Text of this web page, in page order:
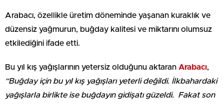
Arabacı, özellikle üretim döneminde yaşanan kuraklık ve
düzensiz yağmurun, buğday kalitesi ve miktarını olumsuz
etkilediğini ifade etti.
Bu yıl kış yağışlarının yetersiz olduğunu aktaran Arabacı,
“Buğday için bu yıl kış yağışları yeterli değildi. İlkbahardaki
yağışlarla birlikte ise buğdayın gidişatı güzeldi. Fakat son